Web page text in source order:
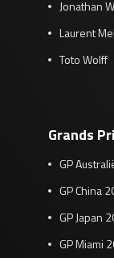
Jonathan
Laurent
Toto Wolff
Grands
GP
GP China
GP Japan
GP Miami